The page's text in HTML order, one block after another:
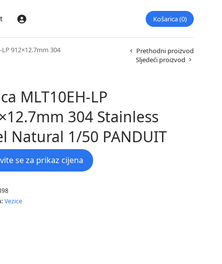
Prijava Košarica 0
912×12.7mm 304
Prethodni proizvod
Sljedeći proizvod
MLT10EH-LP
304 Stainless
Natural 1/50 PANDUIT
se za prikaz cijena
Vezice